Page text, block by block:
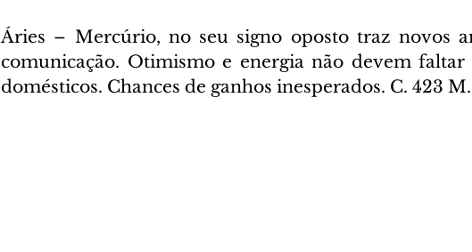
Áries – Mercúrio, no seu signo oposto traz novos
comunicação. Otimismo e energia não devem faltar
domésticos. Chances de ganhos inesperados. C. 423 M.